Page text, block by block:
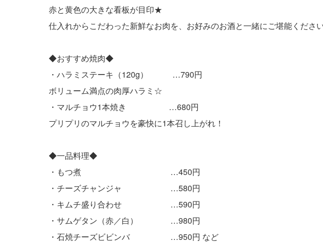
赤と黄色の大きな看板が目印★
仕入れからこだわった新鮮なお肉を、お好みのお酒と一緒にご堪能くださ
◆おすすめ焼肉◆
・ハラミステーキ（120g） …790円
ボリューム満点の肉厚ハラミ☆
・マルチョウ1本焼き …680円
プリプリのマルチョウを豪快に1本召し上がれ！
◆一品料理◆
・もつ煮 …450円
・チーズチャンジャ …580円
・キムチ盛り合わせ …590円
・サムゲタン（赤／白） …980円
・石焼チーズビビンバ …950円 など